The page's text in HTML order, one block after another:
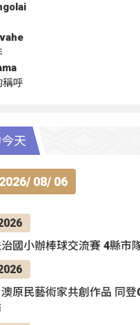
稱呼
天
2026/ 08/ 06
國小辦棒球交流賽 4縣市
原民藝術家共創作品 同登